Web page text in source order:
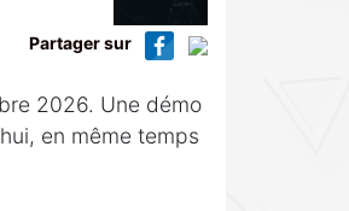
Partager sur
2026. Une démo
en même temps